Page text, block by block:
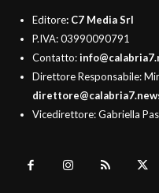
Editore: C7 Media Srl
P.IVA: 03990090791
Contatto:
Direttore Responsabile:
Vicedirettore: Gabriella